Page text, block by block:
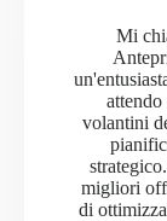
Mi
volantini
migliori
di